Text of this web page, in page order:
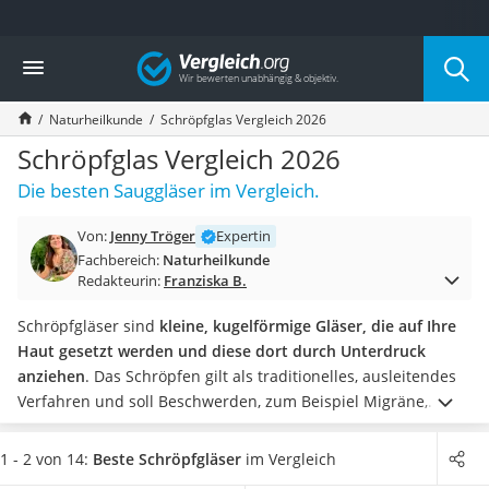
Die beliebtesten Vergleiche nach Kategorie
Drogerie
Inhalator
Haarschneider
Rollator
Braun Rasierer
Katzenklappe (Chip)
Masturbator
Massagepistole
Reisehaartrockner
Eiweißpulver
Magnesiumpräparat
Katzenklappe
Nackenmassagegerät
Zeckenschutz Katze
Vergleich
Naturheilkunde Schröpfglas Vergleich 2026
Schröpfglas Vergleich 2026
Die besten Sauggläser im Vergleich.
Von: Jenny Tröger
Expertin
Fachbereich: Naturheilkunde
Redakteurin: Franziska B.
Schröpfgläser sind kleine, kugelförmige Gläser, die auf Ihre
Haut gesetzt werden und diese dort durch Unterdruck
anziehen. Das Schröpfen gilt als traditionelles, ausleitendes
Verfahren und soll Beschwerden, zum Beispiel Migräne,
lindern. In gängigen Schröpfglas-Tests im Internet wird unter
anderem dieAnzahl der Gläser und die Anzahl an
1 - 2 von 14: Beste Schröpfgläser im Vergleich